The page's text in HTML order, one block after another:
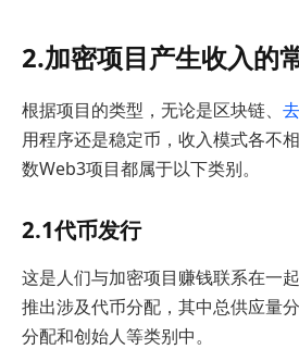
2.加密项目产生收入的
根据项目的类型，无论是区块链、
用程序还是稳定币，收入模式各不
数Web3项目都属于以下类别。
2.1代币发行
这是人们与加密项目赚钱联系在一
推出涉及代币分配，其中总供应量
分配和创始人等类别中。